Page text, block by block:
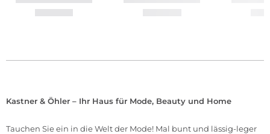
Kastner & Öhler – Ihr Haus für Mode, Beauty und Home
Tauchen Sie ein in die Welt der Mode! Mal bunt und lässig-leger